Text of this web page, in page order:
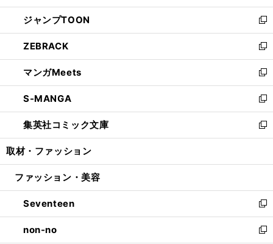
開
く
ウ
で
開
く
ン
ド
ウ
で
開
く
ウ
ィ
ン
ド
ウ
で
開
く
し
い
ウ
ィ
ン
ド
ウ
で
開
く
ジャンプTOON
新
し
い
ウ
ィ
ン
ド
ウ
で
開
ZEBRACK
新
し
い
ウ
ィ
ン
ド
ウ
開
マンガMeets
新
し
い
ウ
ィ
ン
ウ
開
く
S-MANGA
新
し
い
ウ
ン
ウ
で
開
く
集英社コミック文庫
新
し
ウ
ン
ド
ウ
で
取材・ファッション
ファッション・美容
Seventeen
新
し
い
non-no
新